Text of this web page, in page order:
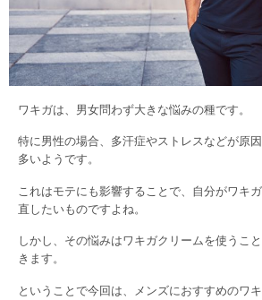
ワキガは、男女問わず大きな悩みの種です。
特に男性の場合、多汗症やストレスなどが原
多いようです。
これはモテにも影響することで、自分がワキ
直したいものですよね。
しかし、その悩みはワキガクリームを使うこ
きます。
ということで今回は、メンズにおすすめのワ